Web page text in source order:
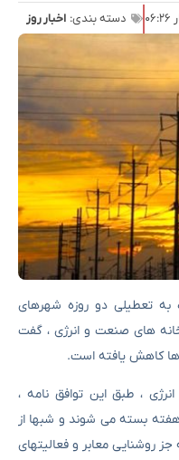
۰۶:۲۶ دسته بندی: اخبار روز
به تعطیلی دو روزه شهرهای
های صنعت و انرژی ، گفت
کاهش یافته است.
، طبق این توافق نامه ،
بسته می شوند و شبها از
به جز روشنایی معابر و فعالیتهای